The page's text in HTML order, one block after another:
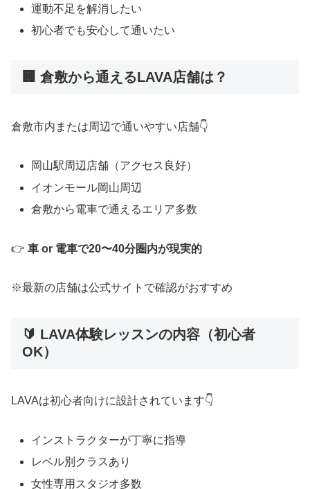
運動不足を解消したい
初心者でも安心して通いたい
🏢 倉敷から通えるLAVA店舗は？
倉敷市内または周辺で通いやすい店舗👇
岡山駅周辺店舗（アクセス良好）
イオンモール岡山周辺
倉敷から電車で通えるエリア多数
👉 車 or 電車で20〜40分圏内が現実的
※最新の店舗は公式サイトで確認がおすすめ
🔰 LAVA体験レッスンの内容（初心者
OK）
LAVAは初心者向けに設計されています👇
インストラクターが丁寧に指導
レベル別クラスあり
女性専用スタジオ多数